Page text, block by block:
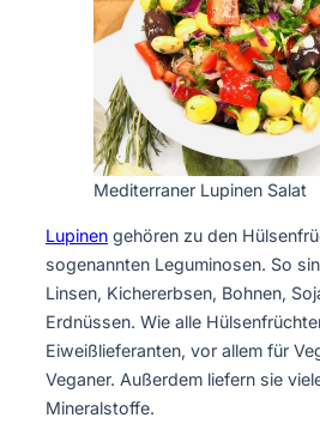
Mediterraner Lupinen Salat
Lupinen gehören zu den
sogenannten Leguminosen. So
Linsen, Kichererbsen, Bohnen,
Erdnüssen. Wie alle
Eiweißlieferanten, vor allem für
Veganer. Außerdem liefern sie
Mineralstoffe.